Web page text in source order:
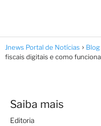
Jnews Portal de Notícias Blog
fiscais digitais e como funciona
Saiba mais
Editoria